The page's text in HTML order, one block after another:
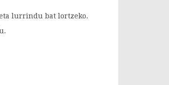
lurrindu bat lortzeko.